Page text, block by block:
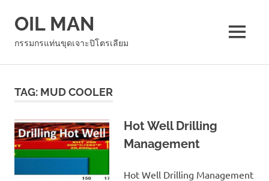
OIL MAN
กรรมกรแท่นขุดเจาะปิโตรเลียม MENU
TAG: MUD COOLER
Hot Well Drilling
Management
Hot Well Drilling Management